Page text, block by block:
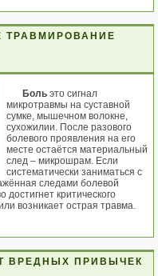
ТРАВМИРОВАНИЕ
Боль это сигнал
микротравмы на суставной
сумке, мышечном волокне,
сухожилии. После разового
болевого проявления на его
месте остаётся материальный
след – микрошрам. Если
систематически заниматься с
следами болевой
достигнет критического
возникает острая травма.
ВРЕДНЫХ ПРИВЫЧЕК